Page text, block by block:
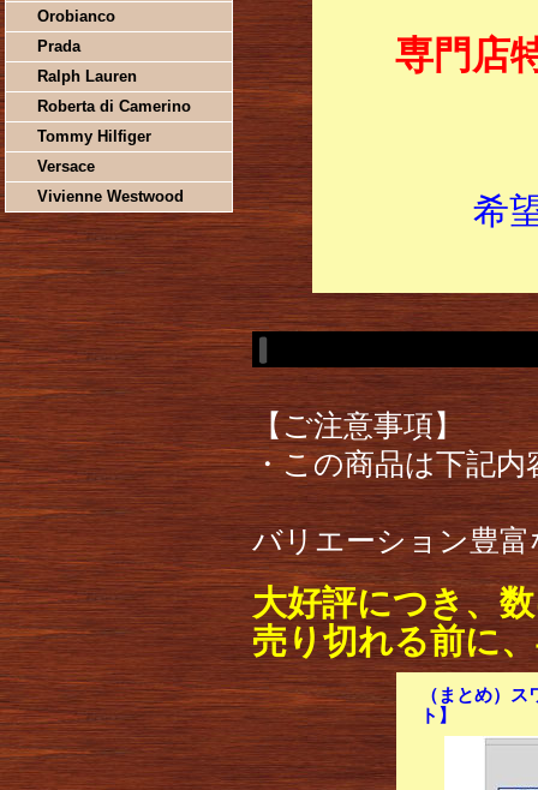
Orobianco
Prada
Ralph Lauren
Roberta di Camerino
Tommy Hilfiger
Versace
Vivienne Westwood
専門店
希
【ご注意事項】
・この商品は下記
バリエーション豊
大好評につき、
売り切れる前に
（まとめ）
ト】